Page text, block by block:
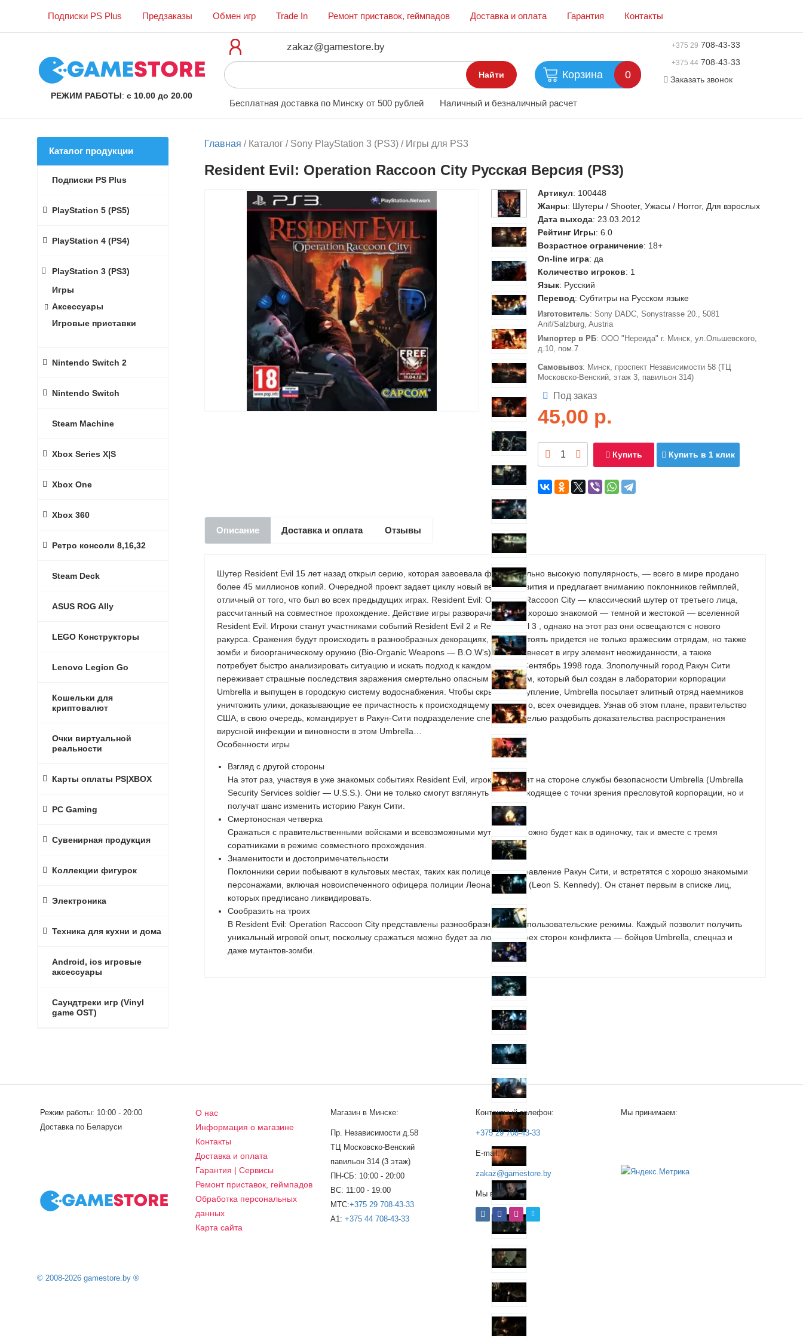
Подписки PS Plus Предзаказы Обмен игр Trade In Ремонт приставок, геймпадов Доставка и оплата Гарантия Контакты
РЕЖИМ РАБОТЫ: с 10.00 до 20.00
zakaz@gamestore.by
Найти Корзина 0
+375 29 708-43-33
+375 44708-43-33
Заказать звонок
Бесплатная доставка по Минску от 500 рублей Наличный и безналичный расчет
Главная / Каталог / Sony PlayStation 3 (PS3) / Игры для PS3
Resident Evil: Operation Raccoon City Русская Версия (PS3)
Артикул: 100448
Жанры: Шутеры / Shooter, Ужасы / Horror, Для взрослых
Дата выхода: 23.03.2012
Рейтинг Игры: 6.0
Возрастное ограничение: 18+
On-line игра: да
Количество игроков: 1
Язык: Русский
Перевод: Субтитры на Русском языке
Изготовитель: Sony DADC, Sonystrasse 20., 5081
Anif/Salzburg, Austria
Импортер в РБ: ООО "Нереида" г. Минск, ул.Ольшевского,
д.10, пом.7
Самовывоз: Минск, проспект Независимости 58 (ТЦ
Московско-Венский, этаж 3, павильон 314)
Под заказ
45,00 р.
Купить Купить в 1 клик
Описание Доставка и оплата Отзывы
Шутер Resident Evil 15 лет назад открыл серию, которая завоевала феноменально высокую популярность, — всего в мире продано
более 45 миллионов копий. Очередной проект задает циклу новый вектор развития и предлагает вниманию поклонников геймплей,
отличный от того, что был во всех предыдущих играх. Resident Evil: Operation Raccoon City — классический шутер от третьего лица,
рассчитанный на совместное прохождение. Действие игры разворачивается в хорошо знакомой — темной и жестокой — вселенной
Resident Evil. Игроки станут участниками событий Resident Evil 2 и Resident Evil 3 , однако на этот раз они освещаются с нового
ракурса. Сражения будут происходить в разнообразных декорациях, противостоять придется не только вражеским отрядам, но также
зомби и биоорганическому оружию (Bio-Organic Weapons — B.O.W's). Это привнесет в игру элемент неожиданности, а также
потребует быстро анализировать ситуацию и искать подход к каждому врагу. Сентябрь 1998 года. Злополучный город Ракун Сити
переживает страшные последствия заражения смертельно опасным Т-вирусом, который был создан в лаборатории корпорации
Umbrella и выпущен в городскую систему водоснабжения. Чтобы скрыть преступление, Umbrella посылает элитный отряд наемников
уничтожить улики, доказывающие ее причастность к происходящему и, конечно, всех очевидцев. Узнав об этом плане, правительство
США, в свою очередь, командирует в Ракун-Сити подразделение спецназа с целью раздобыть доказательства распространения
вирусной инфекции и виновности в этом Umbrella…
Особенности игры
Взгляд с другой стороны
На этот раз, участвуя в уже знакомых событиях Resident Evil, игроки выступят на стороне службы безопасности Umbrella (Umbrella
Security Services soldier — U.S.S.). Они не только смогут взглянуть на происходящее с точки зрения пресловутой корпорации, но и
получат шанс изменить историю Ракун Сити.
Смертоносная четверка
Сражаться с правительственными войсками и всевозможными мутантами можно будет как в одиночку, так и вместе с тремя
соратниками в режиме совместного прохождения.
Знаменитости и достопримечательности
Поклонники серии побывают в культовых местах, таких как полицейское управление Ракун Сити, и встретятся с хорошо знакомыми
персонажами, включая новоиспеченного офицера полиции Леона Кеннеди (Leon S. Kennedy). Он станет первым в списке лиц,
которых предписано ликвидировать.
Сообразить на троих
В Resident Evil: Operation Raccoon City представлены разнообразные многопользовательские режимы. Каждый позволит получить
уникальный игровой опыт, поскольку сражаться можно будет за любую из трех сторон конфликта — бойцов Umbrella, спецназ и
даже мутантов-зомби.
Каталог продукции
Подписки PS Plus
PlayStation 5 (PS5)
PlayStation 4 (PS4)
PlayStation 3 (PS3)
Игры
Аксессуары
Игровые приставки
Nintendo Switch 2
Nintendo Switch
Steam Machine
Xbox Series X|S
Xbox One
Xbox 360
Ретро консоли 8,16,32
Steam Deck
ASUS ROG Ally
LEGO Конструкторы
Lenovo Legion Go
Кошельки для
криптовалют
Очки виртуальной
реальности
Карты оплаты PS|XBOX
PC Gaming
Сувенирная продукция
Коллекции фигурок
Электроника
Техника для кухни и дома
Android, ios игровые
аксессуары
Саундтреки игр (Vinyl
game OST)
Режим работы: 10:00 - 20:00
Доставка по Беларуси
© 2008-2026 gamestore.by ®
О нас
Информация о магазине
Контакты
Доставка и оплата
Гарантия | Сервисы
Ремонт приставок, геймпадов
Обработка персональных
данных
Карта сайта
Магазин в Минске:
Пр. Независимости д.58
ТЦ Московско-Венский
павильон 314 (3 этаж)
ПН-СБ: 10:00 - 20:00
ВС: 11:00 - 19:00
МТС:+375 29 708-43-33
A1:+375 44 708-43-33
Контактный телефон:
+375 29 708-43-33
E-mail:
zakaz@gamestore.by
Мы в сети:
Мы принимаем: